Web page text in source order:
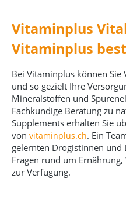
Vitaminplus
Vitaminplus
Bei Vitaminplus können
und so gezielt Ihre
Mineralstoffen und
Fachkundige Beratung zu
Supplements erhalten Sie
von vitaminplus.ch. Ein
gelernten Drogistinnen
Fragen rund um
zur Verfügung.